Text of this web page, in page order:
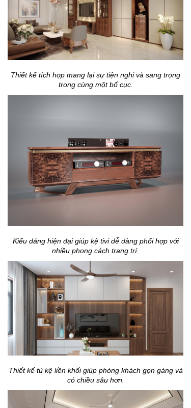
Thiết kế tích hợp mang lại sự tiện nghi và sang trọng
trong cùng một bố cục.
Kiểu dáng hiện đại giúp kệ tivi dễ dàng phối hợp với
nhiều phong cách trang trí.
Thiết kế tủ kệ liền khối giúp phòng khách gọn gàng và
có chiều sâu hơn.